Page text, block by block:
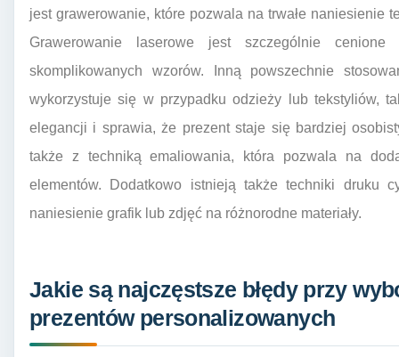
jest grawerowanie, które pozwala na trwałe naniesienie
Grawerowanie laserowe jest szczególnie
skomplikowanych wzorów. Inną powszechnie
wykorzystuje się w przypadku odzieży lub tekstyliów,
elegancji i sprawia, że prezent staje się bardziej
także z techniką emaliowania, która pozwala na
elementów. Dodatkowo istnieją także techniki druku
naniesienie grafik lub zdjęć na różnorodne materiały.
Jakie są najczęstsze błędy przy
prezentów personalizowanych